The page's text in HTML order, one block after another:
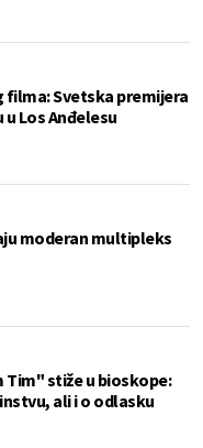
filma: Svetska premijera
Los Anđelesu
moderan multipleks
Tim" stiže u bioskope:
ali i o odlasku